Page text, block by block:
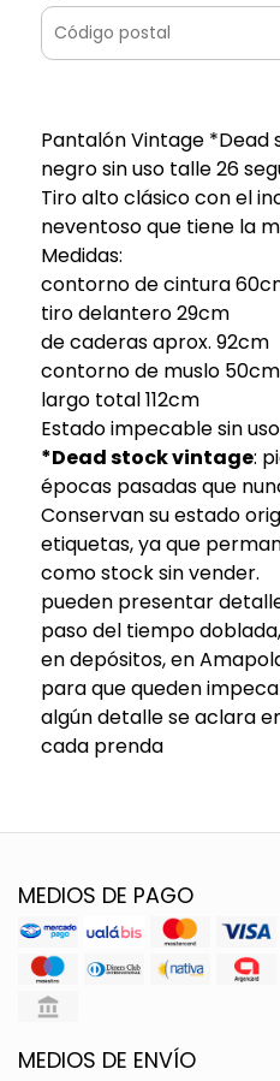
Pantalón Vintage *Dead
negro sin uso talle 26
Tiro alto clásico con el
neventoso que tiene la
Medidas:
contorno de cintura
tiro delantero 29cm
de caderas aprox. 92cm
contorno de muslo 50cm
largo total 112cm
Estado impecable sin
*Dead stock vintage:
épocas pasadas que
Conservan su estado
etiquetas, ya que
como stock sin vender.
pueden presentar
paso del tiempo
en depósitos, en
para que queden
algún detalle se aclara
cada prenda
MEDIOS DE PAGO
MEDIOS DE ENVÍO